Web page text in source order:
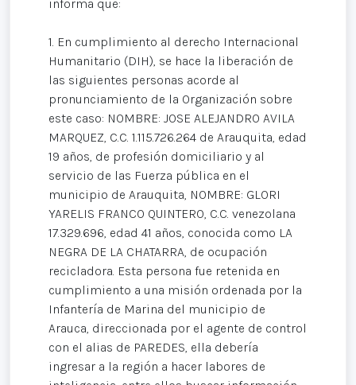
informa que:
1. En cumplimiento al derecho Internacional
Humanitario (DIH), se hace la liberación de
las siguientes personas acorde al
pronunciamiento de la Organización sobre
este caso: NOMBRE: JOSE ALEJANDRO AVILA
MARQUEZ, C.C. 1.115.726.264 de Arauquita, edad
19 años, de profesión domiciliario y al
servicio de las Fuerza pública en el
municipio de Arauquita, NOMBRE: GLORI
YARELIS FRANCO QUINTERO, C.C. venezolana
17.329.696, edad 41 años, conocida como LA
NEGRA DE LA CHATARRA, de ocupación
recicladora. Esta persona fue retenida en
cumplimiento a una misión ordenada por la
Infantería de Marina del municipio de
Arauca, direccionada por el agente de control
con el alias de PAREDES, ella debería
ingresar a la región a hacer labores de